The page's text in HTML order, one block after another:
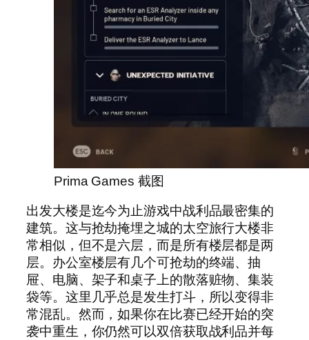
Prima Games 截图
出发大楼是迄今为止游戏中战利品最密集的
建筑。这与抢劫掩埋之城的太空旅行大楼非
常相似，但不是六层，而是所有楼层都是两
层。办公室楼层有几个可抢劫的终端、抽
屉、电脑、架子和桌子上的散落赃物、集装
袋等。这里几乎总是发生打斗，所以变得非
常混乱。然而，如果你在比赛已经开始的突
袭中重生，你仍然可以双倍获取战利品并每